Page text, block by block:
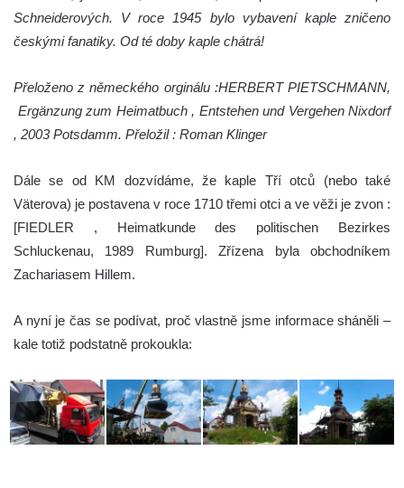
Schneiderových. V roce 1945 bylo vybavení kaple zničeno
českými fanatiky. Od té doby kaple chátrá!
Přeloženo z německého orginálu :HERBERT PIETSCHMANN,
Ergänzung zum Heimatbuch , Entstehen und Vergehen Nixdorf
, 2003 Potsdamm. Přeložil : Roman Klinger
Dále se od KM dozvídáme, že kaple Tří otců (nebo také
Väterova) je postavena v roce 1710 třemi otci a ve věži je zvon :
[FIEDLER , Heimatkunde des politischen Bezirkes
Schluckenau, 1989 Rumburg]. Zřízena byla obchodníkem
Zachariasem Hillem.
A nyní je čas se podívat, proč vlastně jsme informace sháněli –
kale totiž podstatně prokoukla: